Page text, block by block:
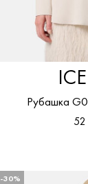
Рубашка
52
-30%